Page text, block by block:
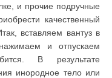
и прочие подручные
качественный
вставляем вантуз в
и отпускаем
В результате
инородное тело или